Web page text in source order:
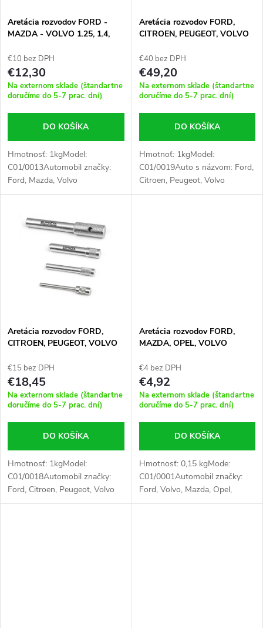
e
p
r
o
d
u
s
p
r
o
d
u
k
Aretácia rozvodov FORD -
MAZDA - VOLVO 1.25, 1.4,
€10 bez DPH
€12,30
Na externom sklade (štandartne
doručíme do 5-7 prac. dní)
DO KOŠÍKA
Hmotnosť: 1kgModel:
C01/0013Automobil značky:
Ford, Mazda, Volvo
Aretácia rozvodov FORD,
CITROEN, PEUGEOT, VOLVO
€40 bez DPH
€49,20
Na externom sklade (štandartne
doručíme do 5-7 prac. dní)
DO KOŠÍKA
Hmotnoť: 1kgModel:
C01/0019Auto s názvom: Ford,
Citroen, Peugeot, Volvo
Aretácia rozvodov FORD,
CITROEN, PEUGEOT, VOLVO
€15 bez DPH
€18,45
Na externom sklade (štandartne
doručíme do 5-7 prac. dní)
DO KOŠÍKA
Hmotnosť: 1kgModel:
C01/0018Automobil značky:
Ford, Citroen, Peugeot, Volvo
Aretácia rozvodov FORD,
MAZDA, OPEL, VOLVO
€4 bez DPH
€4,92
Na externom sklade (štandartne
doručíme do 5-7 prac. dní)
DO KOŠÍKA
Hmotnosť: 0,15 kgMode:
C01/0001Automobil značky:
Ford, Volvo, Mazda, Opel,
Suzuki